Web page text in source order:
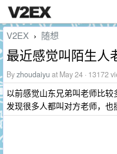
V2EX › 随想
最近感觉叫陌生人
Byzhoudaiyu at May 24 · 13172
以前感觉山东兄弟叫老师比较
发现很多人都叫对方老师，也